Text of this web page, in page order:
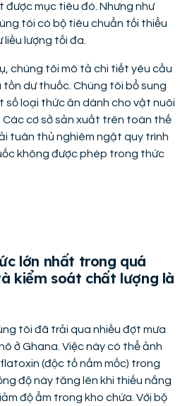
được mục tiêu đó. Nhưng như
tôi có bộ tiêu chuẩn tối thiểu
lượng tối đa.
chúng tôi mô tả chi tiết yêu cầu
dư thuốc. Chúng tôi bổ sung
số loại thức ăn dành cho vật nuôi
Các cơ sở sản xuất trên toàn thế
tuân thủ nghiêm ngặt quy trình
không được phép trong thức
lớn nhất trong quá
kiểm soát chất lượng là
tôi đã trải qua nhiều đợt mưa
ở Ghana. Việc này có thể ảnh
(độc tố nấm mốc) trong
độ này tăng lên khi thiếu nắng
độ ẩm trong kho chứa. Với bộ